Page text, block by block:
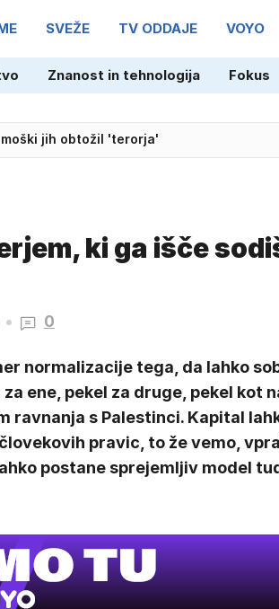
SVEŽE TV ODDAJE VOYO
Znanost in tehnologija Fokus
jih obtožil 'terorja'
a te možnosti ne vidi
ki ga išče
0
normalizacije tega, da lahko
ene, pekel za druge, pekel kot
ravnanja s Palestinci. Kapital
pravic, to že vemo,
postane sprejemljiv model